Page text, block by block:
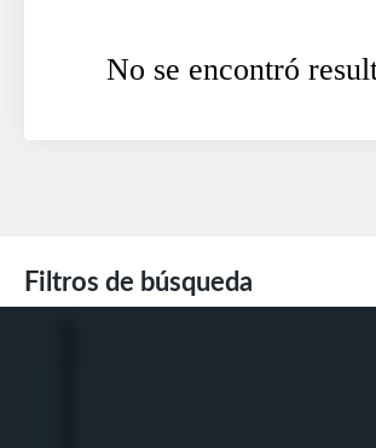
No se encontró
Filtros de búsqueda